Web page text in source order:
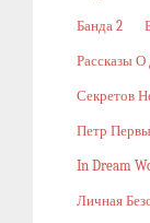
Банда 2
Рассказы О
Секретов
Петр
In Dream
Личная